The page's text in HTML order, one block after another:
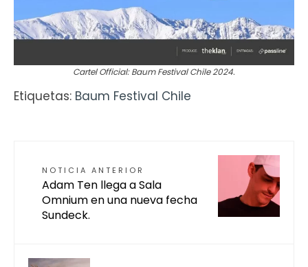
Cartel Official: Baum Festival Chile 2024.
Etiquetas: Baum Festival Chile
NOTICIA ANTERIOR
Adam Ten llega a Sala
Omnium en una nueva fecha
Sundeck.